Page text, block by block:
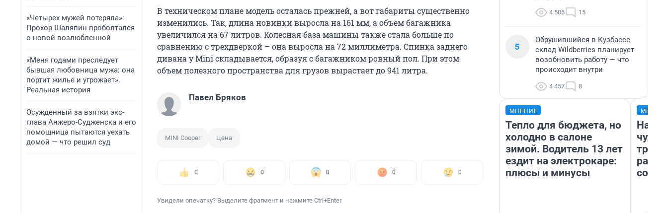
«Четырех мужей потеряла»:
Прохор Шаляпин проболтался
о новой возлюбленной
«Меня годами преследует
бывшая любовница мужа: она
портит жилье и угрожает».
Реальная история
Осужденный за взятки экс-
глава Анжеро-Судженска и его
помощница пытаются уехать
домой — что решил суд
В техническом плане модель осталась прежней, а вот габариты существенно
изменились. Так, длина новинки выросла на 161 мм, а объем багажника
увеличился на 67 литров. Колесная база машины также стала больше по
сравнению с трехдверкой – она выросла на 72 миллиметра. Спинка заднего
дивана у Mini складывается, образуя с багажником ровный пол. При этом
объем полезного пространства для грузов вырастает до 941 литра.
Павел Бряков
MINI Cooper Цена
0 0 0 0 0
Увидели опечатку? Выделите фрагмент и нажмите Ctrl+Enter
4 506 15
5
Обрушившийся в Кузбассе
склад Wildberries планирует
возобновить работу — что
происходит внутри
4 457 8
МНЕНИЕ
Тепло для бюджета, но
холодно в салоне
зимой. Водитель 13 лет
ездит на электрокаре:
плюсы и минусы